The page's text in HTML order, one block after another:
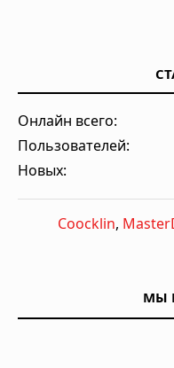
Онлайн всего:
Пользователей:
Новых:
Coocklin,
МЫ